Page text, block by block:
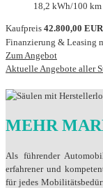
18,2 kWh/100 km
Kaufpreis 42.800,00 EUR
Finanzierung & Leasing
Zum Angebot
Aktuelle Angebote aller
MEHR
Als führender
erfahrener und
für jedes